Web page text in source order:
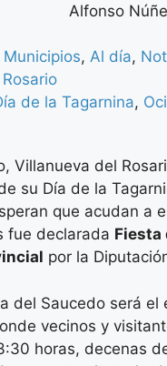
Alfonso
Municipios, Al día,
de la Tagarnina,
Villanueva del
su Día de la
que acudan a
fue declarada Fiesta
por la
del Saucedo será el
vecinos y
horas, decenas